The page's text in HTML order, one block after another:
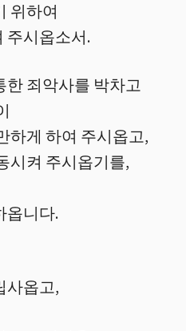
위하여
주시옵소서.
죄악사를 박차고
하게 하여 주시옵고,
시켜 주시옵기를,
옵니다.
사옵고,